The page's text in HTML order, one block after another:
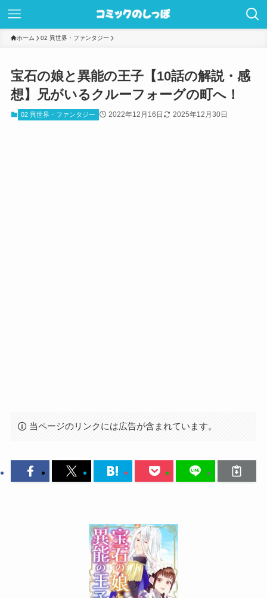
ホーム 02 異世界・ファンタジー
宝石の娘と異能の王子【10話の解説・感
想】兄がいるクルーフォーグの町へ！
02 異世界・ファンタジー 2022年12月16日 2025年12月30日
当ページのリンクには広告が含まれています。